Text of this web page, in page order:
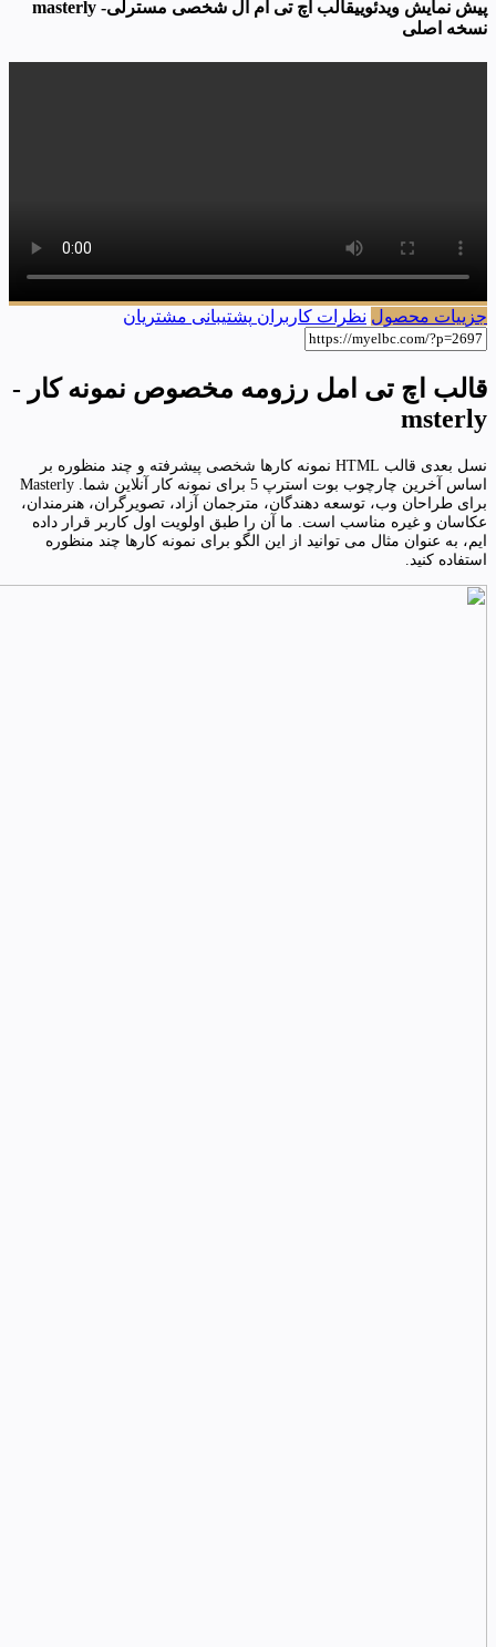
پیش نمایش ویدئوییقالب اچ تی ام ال شخصی مسترلی- masterly
نسخه اصلی
جزییات محصول نظرات کاربران پشتیبانی مشتریان
قالب اچ تی امل رزومه مخصوص نمونه کار -
msterly
نسل بعدی قالب HTML نمونه کارها شخصی پیشرفته و چند منظوره بر
اساس آخرین چارچوب بوت استرپ 5 برای نمونه کار آنلاین شما. Masterly
برای طراحان وب، توسعه دهندگان، مترجمان آزاد، تصویرگران، هنرمندان،
عکاسان و غیره مناسب است. ما آن را طبق اولویت اول کاربر قرار داده
ایم، به عنوان مثال می توانید از این الگو برای نمونه کارها چند منظوره
استفاده کنید.